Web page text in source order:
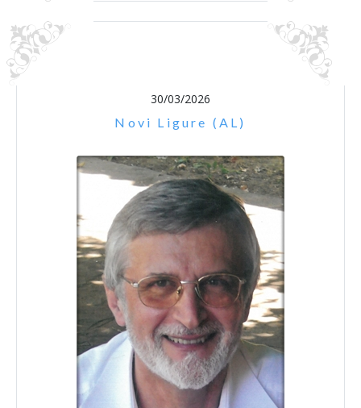
30/03/2026
Novi Ligure (AL)